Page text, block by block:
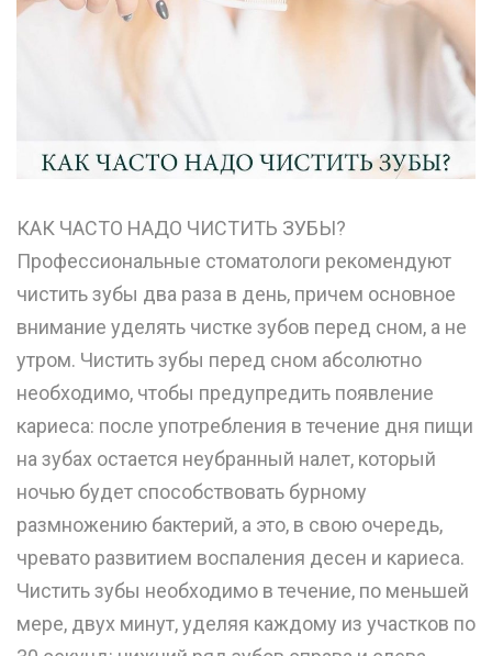
КАК ЧАСТО НАДО ЧИСТИТЬ ЗУБЫ?
Профессиональные стоматологи рекомендуют
чистить зубы два раза в день, причем основное
внимание уделять чистке зубов перед сном, а не
утром. Чистить зубы перед сном абсолютно
необходимо, чтобы предупредить появление
кариеса: после употребления в течение дня пищи
на зубах остается неубранный налет, который
ночью будет способствовать бурному
размножению бактерий, а это, в свою очередь,
чревато развитием воспаления десен и кариеса.
Чистить зубы необходимо в течение, по меньшей
мере, двух минут, уделяя каждому из участков по